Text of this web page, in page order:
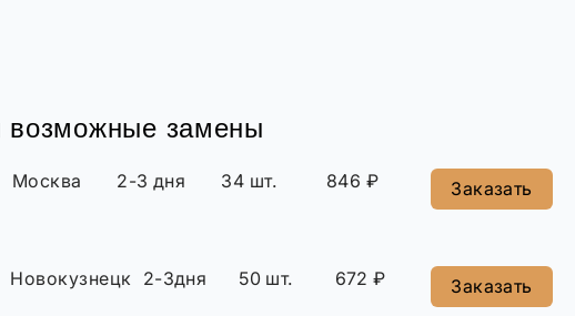
возможные замены
Москва 2-3 дня 34 шт. 846 ₽ Заказать
Новокузнецк 2-3дня 50 шт. 672 ₽ Заказать